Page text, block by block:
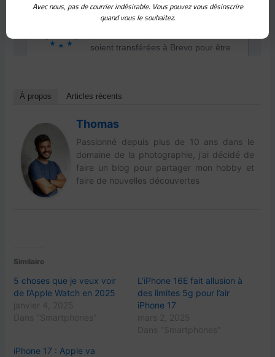
À propos Articles récents
Thomas
Passionné depuis plus de 10 ans dans le
domaine de la photographie, j'ai décidé de
faire un blog pour partager mon hobby et
faire de nouvelles découvertes
Similaire
5 choses que je veux voir
de l’Apple Watch en 2025
L’iPhone 16E fait allusion à
des limites 5g pour l’air
iPhone 17
iPhone 17 : Apple va
Avec nous, pas de courrier indésirable. Vous pouvez vous désinscrire
quand vous le souhaitez.